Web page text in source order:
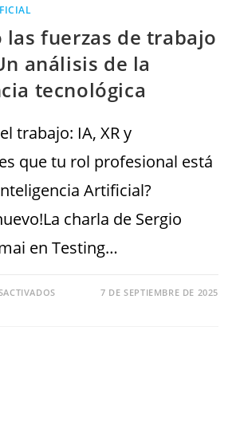
las fuerzas de trabajo
análisis de la
tecnológica
trabajo: IA, XR y
que tu rol profesional está
Artificial?
charla de Sergio
en Testing…
7 DE SEPTIEMBRE DE 2025